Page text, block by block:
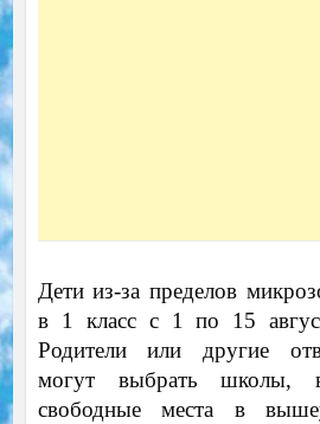
Дети из-за пределов
в 1 класс с 1 по 15
Родители или другие
могут выбрать школы,
свободные места в